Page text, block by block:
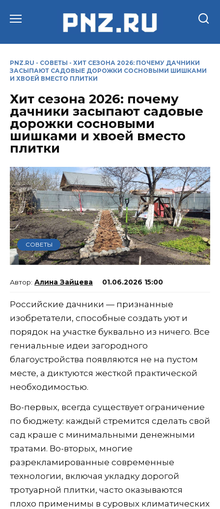
PNZ.RU - СОВЕТЫ - ХИТ СЕЗОНА 2026: ПОЧЕМУ ДАЧНИКИ
ЗАСЫПАЮТ САДОВЫЕ ДОРОЖКИ СОСНОВЫМИ ШИШКАМИ
И ХВОЕЙ ВМЕСТО ПЛИТКИ
Хит сезона 2026: почему
дачники засыпают садовые
дорожки сосновыми
шишками и хвоей вместо
плитки
СОВЕТЫ
Алина Зайцева 01.06.2026 15:00
Российские дачники — признанные
изобретатели, способные создать уют и
порядок на участке буквально из ничего. Все
гениальные идеи загородного
благоустройства появляются не на пустом
месте, а диктуются жесткой практической
необходимостью.
Во-первых, всегда существует ограничение
по бюджету: каждый стремится сделать свой
сад краше с минимальными денежными
тратами. Во-вторых, многие
разрекламированные современные
технологии, включая укладку дорогой
тротуарной плитки, часто оказываются
плохо применимы в суровых климатических